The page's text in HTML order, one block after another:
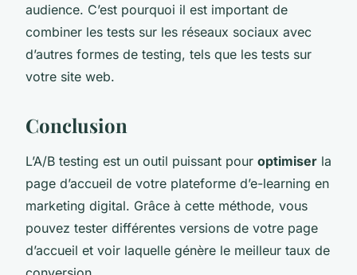
audience. C’est pourquoi il est important de
combiner les tests sur les réseaux sociaux avec
d’autres formes de testing, tels que les tests sur
votre site web.
Conclusion
L’A/B testing est un outil puissant pour optimiser la
page d’accueil de votre plateforme d’e-learning en
marketing digital. Grâce à cette méthode, vous
pouvez tester différentes versions de votre page
d’accueil et voir laquelle génère le meilleur taux de